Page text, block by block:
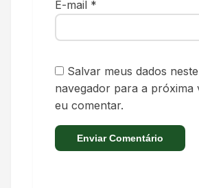
E-mail *
Salvar meus dados neste
navegador para a próxima
eu comentar.